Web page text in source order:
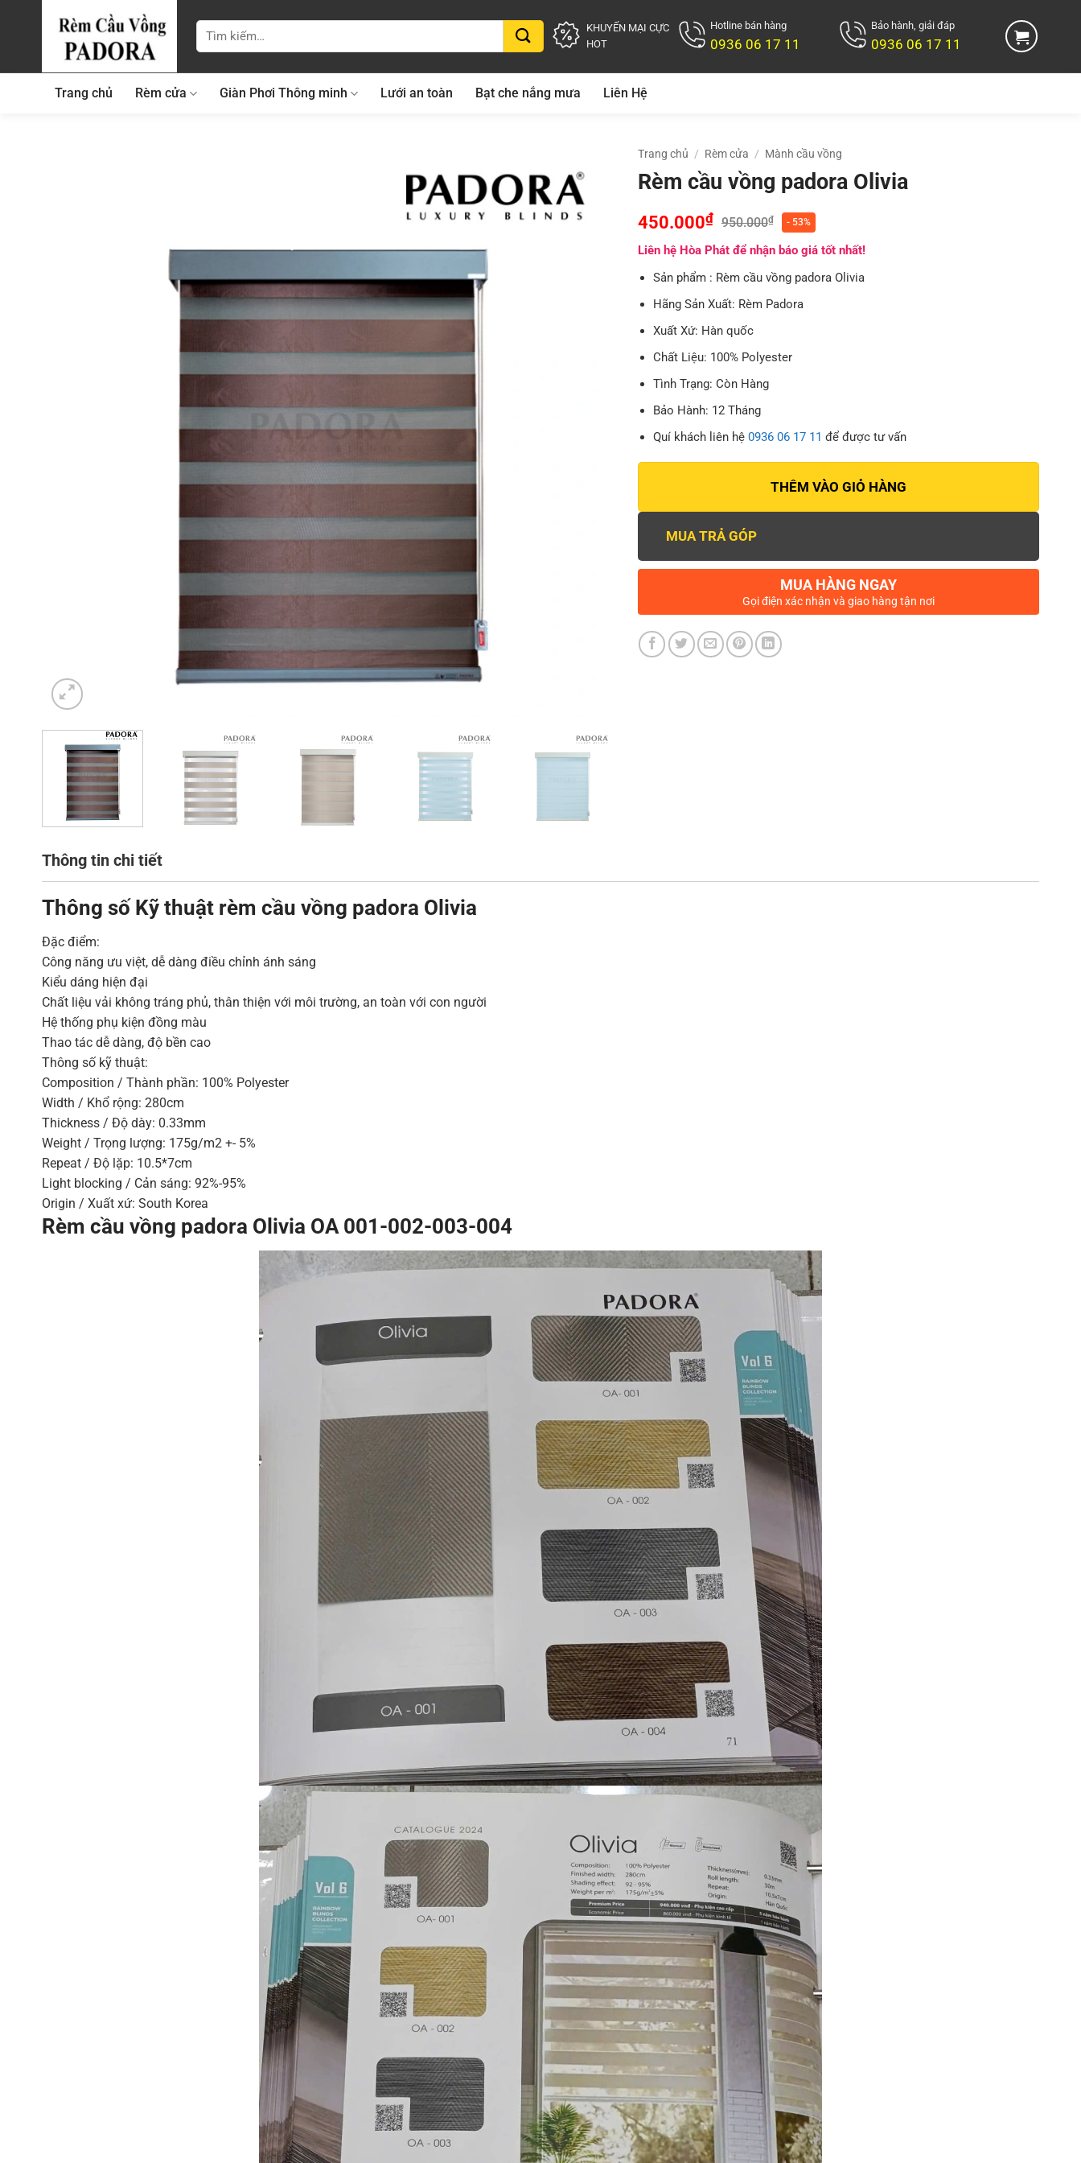
dung
Tìm
kiếm:
KHUYẾN MẠI CỰC
HOT
Hotline bán hàng
0936 06 17 11
Bảo hành, giải đáp
0936 06 17 11
Trang chủ Rèm cửa Giàn Phơi Thông minh Lưới an toàn Bạt che nắng mưa Liên Hệ
Trang chủ / Rèm cửa / Mành cầu vồng
Rèm cầu vồng padora Olivia
450.000₫ 950.000₫ - 53%
Liên hệ Hòa Phát để nhận báo giá tốt nhất!
Sản phẩm : Rèm cầu vồng padora Olivia
Hãng Sản Xuất: Rèm Padora
Xuất Xứ: Hàn quốc
Chất Liệu: 100% Polyester
Tình Trạng: Còn Hàng
Bảo Hành: 12 Tháng
Quí khách liên hệ0936 06 17 11 để được tư vấn
THÊM VÀO GIỎ HÀNG
MUA TRẢ GÓP
MUA HÀNG NGAY
Gọi điện xác nhận và giao hàng tận nơi
Thông tin chi tiết
Thông số Kỹ thuật rèm cầu vồng padora Olivia
Đặc điểm:
Công năng ưu việt, dễ dàng điều chỉnh ánh sáng
Kiểu dáng hiện đại
Chất liệu vải không tráng phủ, thân thiện với môi trường, an toàn với con người
Hệ thống phụ kiện đồng màu
Thao tác dễ dàng, độ bền cao
Thông số kỹ thuật:
Composition / Thành phần: 100% Polyester
Width / Khổ rộng: 280cm
Thickness / Độ dày: 0.33mm
Weight / Trọng lượng: 175g/m2 +- 5%
Repeat / Độ lặp: 10.5*7cm
Light blocking / Cản sáng: 92%-95%
Origin / Xuất xứ: South Korea
Rèm cầu vồng padora Olivia OA 001-002-003-004